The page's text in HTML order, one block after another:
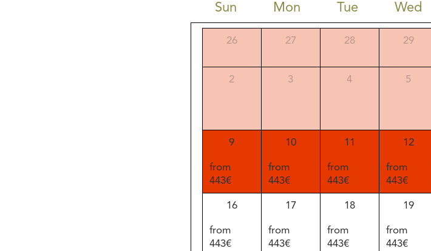
Sun Mon Tue Wed
26 27 28 29
2 3 4 5
9 10 11 12
from
443€
from
443€
from
443€
from
443€
16 17 18 19
from
443€
from
443€
from
443€
from
443€